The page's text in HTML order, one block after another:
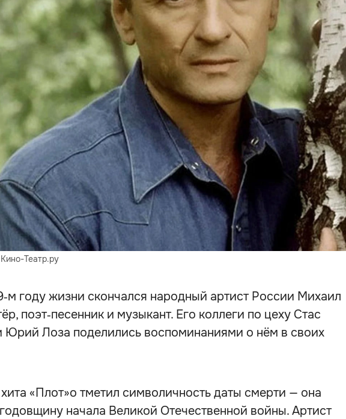
Театр.ру
году жизни скончался народный артист России Михаил
поэт‑песенник и музыкант. Его коллеги по цеху Стас
Юрий Лоза поделились воспоминаниями о нём в своих
«Плот»о тметил символичность даты смерти — она
начала Великой Отечественной войны. Артист